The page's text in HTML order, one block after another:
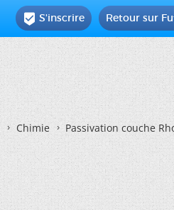
Retour sur
 S'inscrire
Chimie Passivation couche